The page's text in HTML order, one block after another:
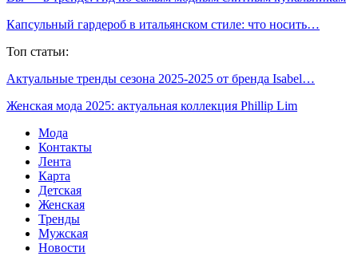
Капсульный гардероб в итальянском стиле: что носить…
Топ статьи:
Актуальные тренды сезона 2025-2025 от бренда Isabel…
Женская мода 2025: актуальная коллекция Phillip Lim
Мода
Контакты
Лента
Карта
Детская
Женская
Тренды
Мужская
Новости